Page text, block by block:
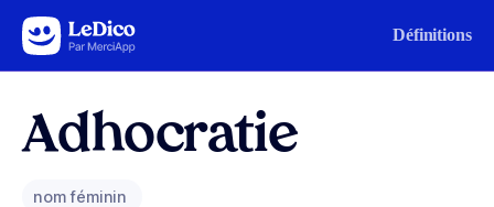
Aller au contenu Définitions
Adhocratie
nom féminin